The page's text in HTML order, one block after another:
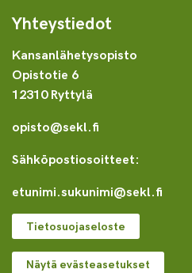
Yhteystiedot
Kansanlähetysopisto
Opistotie 6
12310 Ryttylä
opisto@sekl.fi
Sähköpostiosoitteet:
etunimi.sukunimi@sekl.fi
Tietosuojaseloste
Näytä evästeasetukset